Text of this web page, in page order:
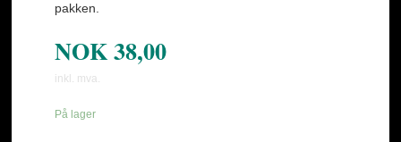
pakken.
NOK38,00
inkl. mva.
På lager